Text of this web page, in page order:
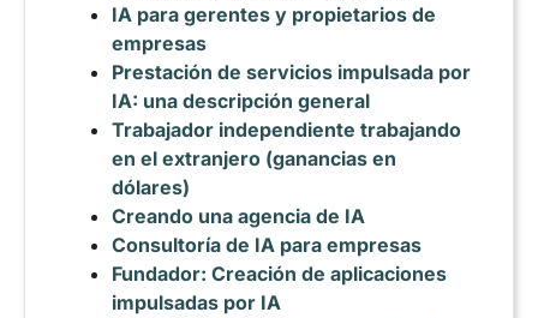
IA para gerentes y propietarios de
empresas
Prestación de servicios impulsada por
IA: una descripción general
Trabajador independiente trabajando
en el extranjero (ganancias en
dólares)
Creando una agencia de IA
Consultoría de IA para empresas
Fundador: Creación de aplicaciones
impulsadas por IA